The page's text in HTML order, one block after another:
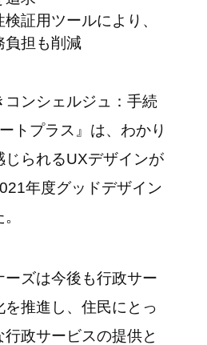
証用ツールにより、
負担も削減
コンシェルジュ：手続
トプラス』は、わかり
じられるUXデザインが
年度グッドデザイン
ーズは今後も行政サー
を推進し、住民にとっ
政サービスの提供と